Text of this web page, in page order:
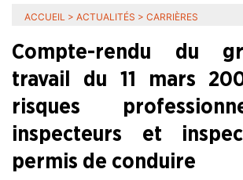
ACCUEIL > ACTUALITÉS > CARRIÈRES
Compte-rendu du
travail du 11 mars
risques
inspecteurs et
permis de conduire